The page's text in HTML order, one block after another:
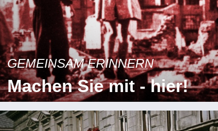
GEMEINSAM ERINNERN
Machen Sie mit - hier!